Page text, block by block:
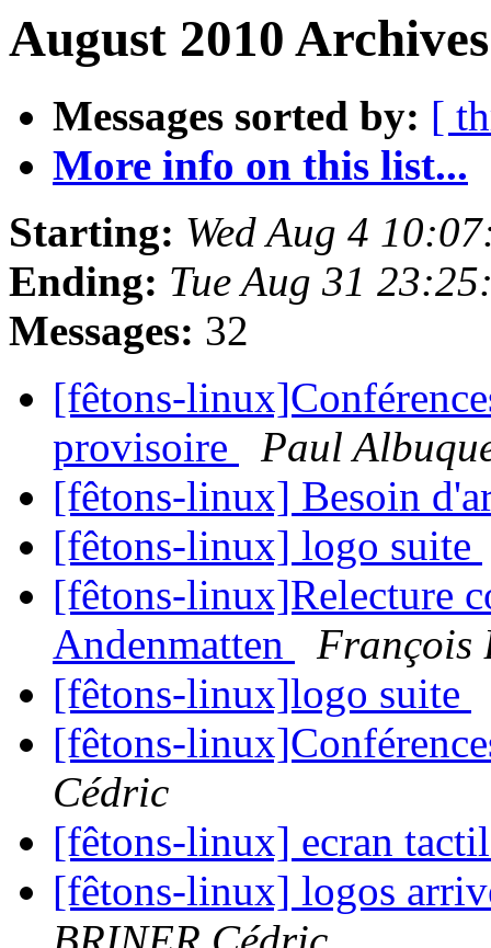
August 2010
Messages sorted by: [
More info on this list...
Starting: Wed Aug 4
Ending: Tue Aug 31
Messages: 32
[fêtons-
provisoire
Paul
[fêtons-linux] Besoin
[fêtons-linux] logo suite
[fêtons-linux]Relecture
Andenmatten
François
[fêtons-linux]logo suite
[fêtons-
Cédric
[fêtons-linux] ecran
[fêtons-linux] logos